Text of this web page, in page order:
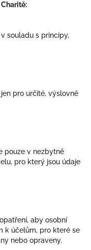
souladu s principy,
pro určité, výslovně
pouze v nezbytně
pro který jsou údaje
aby osobní
k účelům, pro které se
nebo opraveny.